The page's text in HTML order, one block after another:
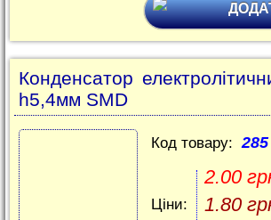
Конденсатор
h5,4мм SMD
Код товару: 285
Ціни:
2.00
1.80